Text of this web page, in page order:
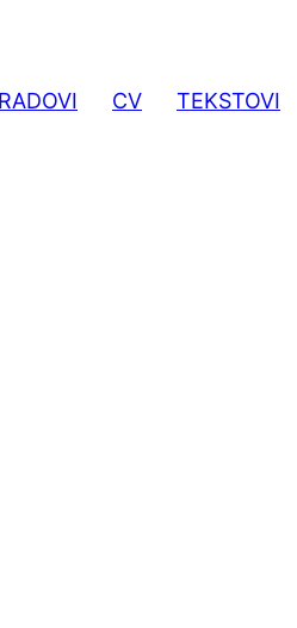
RADOVI CV TEKSTOVI